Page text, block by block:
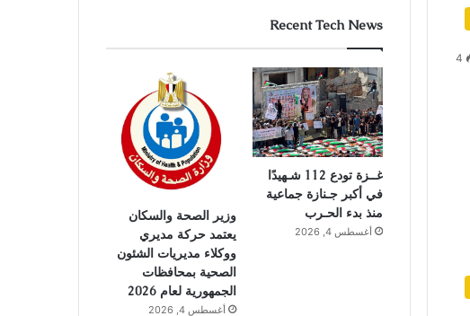
4
Recent Tech News
غــزة تودع 112 شـهيدًا
في أكبر جـنازة جماعية
منذ بدء الحـرب
أغسطس 4, 2026
وزير الصحة والسكان
يعتمد حركة مديري
ووكلاء مديريات الشئون
الصحية بمحافظات
الجمهورية لعام 2026
أغسطس 4, 2026